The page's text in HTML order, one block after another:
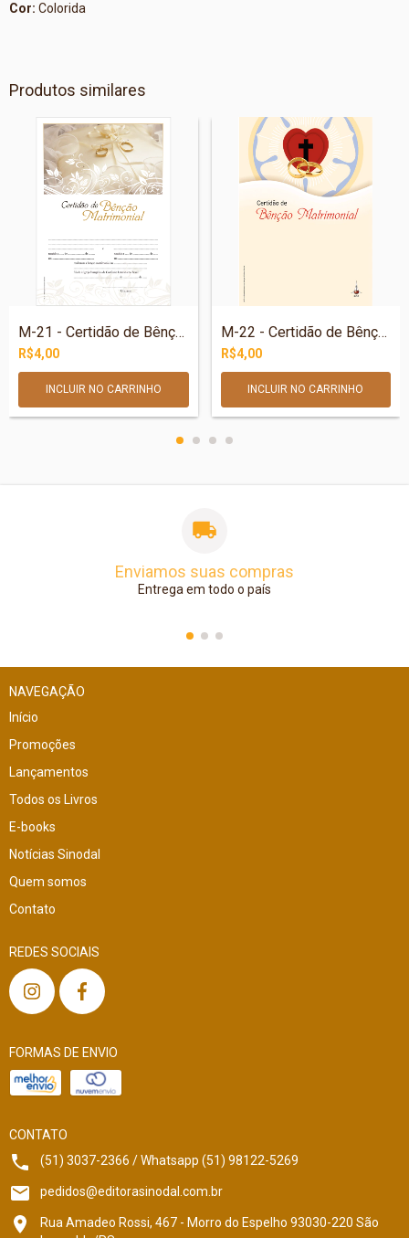
Cor: Colorida
Produtos similares
M-21 - Certidão de Bênção Matrimonial –...
R$4,00
M-22 - Certidão de Bênção Matrimonial –...
R$4,00
Enviamos suas compras
Entrega em todo o país
NAVEGAÇÃO
Início
Promoções
Lançamentos
Todos os Livros
E-books
Notícias Sinodal
Quem somos
Contato
REDES SOCIAIS
FORMAS DE ENVIO
CONTATO
(51) 3037-2366 / Whatsapp (51) 98122-5269
pedidos@editorasinodal.com.br
Rua Amadeo Rossi, 467 - Morro do Espelho 93030-220 São